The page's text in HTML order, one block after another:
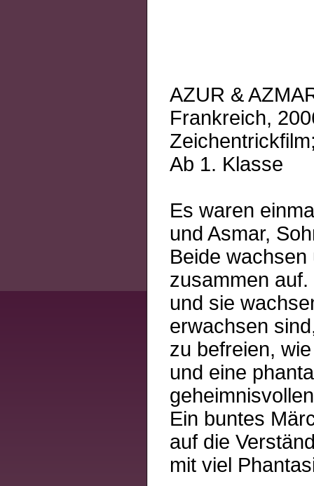
AZUR &
Frankreich,
Ab 1. Klasse
Es waren
und Asmar,
Beide
zusammen
und sie
erwachsen
zu befreien,
und eine
Ein buntes
auf die
mit viel